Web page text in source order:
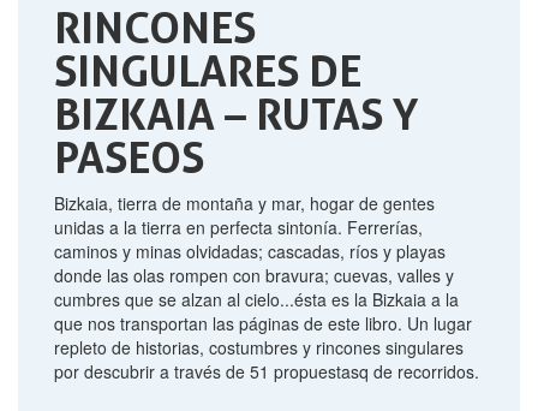
RINCONES
SINGULARES DE
BIZKAIA – RUTAS Y
PASEOS
Bizkaia, tierra de montaña y mar, hogar de gentes
unidas a la tierra en perfecta sintonía. Ferrerías,
caminos y minas olvidadas; cascadas, ríos y playas
donde las olas rompen con bravura; cuevas, valles y
cumbres que se alzan al cielo...ésta es la Bizkaia a la
que nos transportan las páginas de este libro. Un lugar
repleto de historias, costumbres y rincones singulares
por descubrir a través de 51 propuestasq de recorridos.